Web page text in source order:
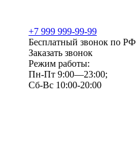
+7 999 999-99-99
Бесплатный звонок по РФ
Заказать звонок
Режим работы:
Пн-Пт 9:00—23:00;
Сб-Вс 10:00-20:00